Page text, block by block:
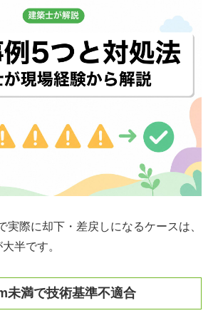
実際に却下・差戻しになるケースは、
半です。
未満で技術基準不適合